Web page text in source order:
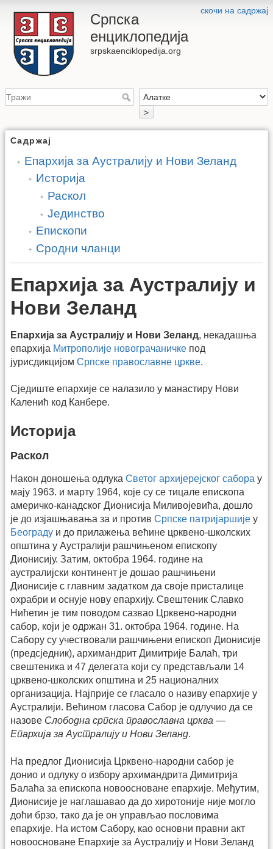
скочи на садржај
Српска
енциклопедија
srpskaenciklopedija.org
>
Садржај
Епархија за Аустралију и Нови Зеланд
Историја
Раскол
Јединство
Епископи
Сродни чланци
Епархија за Аустралију и
Нови Зеланд
Епархија за Аустралију и Нови Зеланд, некадашња
епархија Митрополије новограчаничке под
јурисдикцијом Српске православне цркве.
Сједиште епархије се налазило у манастиру Нови
Каленић код Канбере.
Историја
Раскол
Након доношења одлука Светог архијерејског сабора у
мају 1963. и марту 1964, које су се тицале епископа
америчко-канадског Дионисија Миливојевића, дошло
је до изјашњавања за и против Српске патријаршије у
Београду и до прилажења већине црквено-школских
општина у Аустралији рашчињеном епископу
Дионисију. Затим, октобра 1964. године на
аустралијски континент је дошао рашчињени
Дионисије с главним задатком да своје присталице
охрабри и оснује нову епархију. Свештеник Славко
Нићетин је тим поводом сазвао Црквено-народни
сабор, који је одржан 31. октобра 1964. године. На
Сабору су учествовали рашчињени епископ Дионисије
(предсједник), архимандрит Димитрије Балаћ, три
свештеника и 47 делегата који су представљали 14
црквено-школских општина и 25 националних
организација. Најприје се гласало о називу епархије у
Аустралији. Већином гласова Сабор је одлучио да се
назове Слободна српска православна црква —
Епархија за Аустралију и Нови Зеланд.
На предлог Дионисија Црквено-народни сабор је
донио и одлуку о избору архимандрита Димитрија
Балаћа за епископа новоосноване епархије. Међутим,
Дионисије је наглашавао да до хиротоније није могло
доћи брзо, тако да је он управљао пословима
епархије. На истом Сабору, као основни правни акт
новоосноване Епархије за Аустралију и Нови Зеланд